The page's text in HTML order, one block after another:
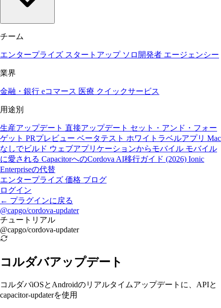
チーム
エンタープライズ スタートアップ ソロ開発者 エージェンシー
業界
金融・銀行 eコマース 医療 クイックサービス
用途別
生産アップデート 直接アップデート セット・アンド・フォー
ゲット PRプレビュー ベータテスト ホワイトラベルアプリ Mac
なしでビルド ウェブアプリケーションからモバイル モバイル
に愛される CapacitorへのCordova AI移行ガイド (2026) Ionic
Enterpriseの代替
エンタープライズ 価格 ブログ
ログイン
← プラグインに戻る
@capgo/cordova-updater
チュートリアル
@capgo/cordova-updater
コルダバアップデート
コルダバiOSとAndroidのリアルタイムアップデートに、APIと
capacitor-updaterを使用